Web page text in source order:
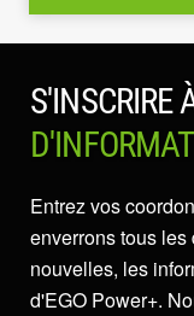
S'INSCRIRE
Entrez vos
enverrons tous
nouvelles, les
d'EGO Power+.